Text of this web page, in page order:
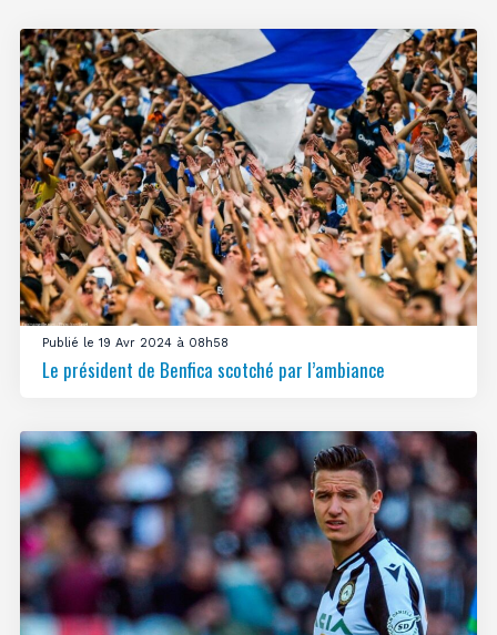
Publié le 19 Avr 2024 à 08h58
Le président de Benfica scotché par l’ambiance